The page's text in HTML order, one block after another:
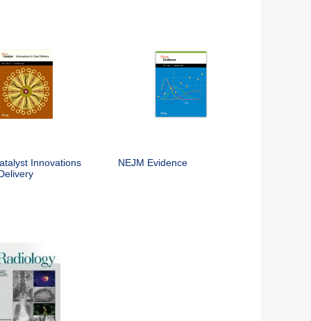
Innovations
NEJM Evidence